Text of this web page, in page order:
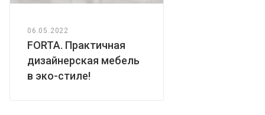
06.05.2022
FORTA. Практичная
дизайнерская мебель
в эко-стиле!